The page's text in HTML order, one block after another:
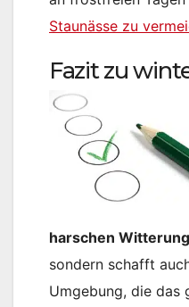
Staunässe zu
Fazit zu
harschen
sondern schafft
Umgebung, die das